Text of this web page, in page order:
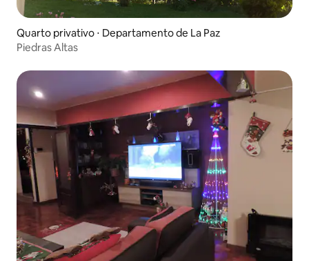
Quarto privativo ⋅ Departamento de La Paz
Piedras Altas